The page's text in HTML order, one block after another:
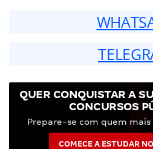
QUER CONQUISTAR A
CONCURSOS
Prepare-se com quem
COMECE A ESTUDAR